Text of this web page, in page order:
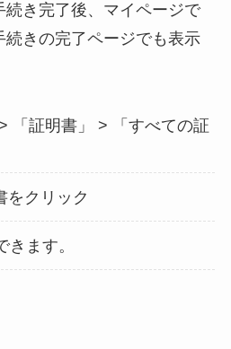
き完了後、マイページで
きの完了ページでも表示
「証明書」 > 「すべての証
をクリック
ます。